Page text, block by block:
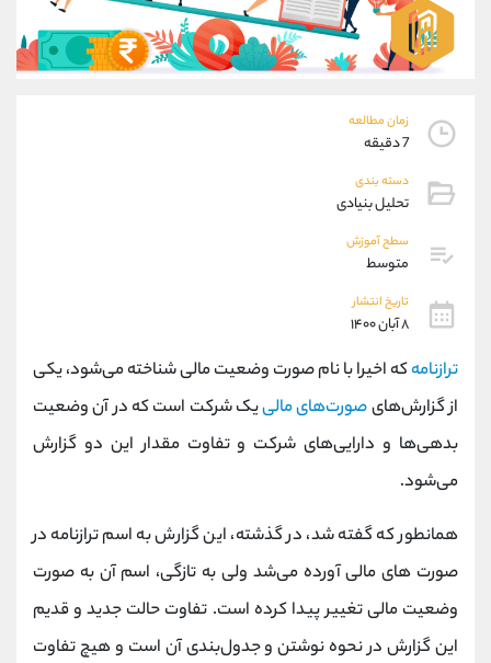
زمان مطالعه
7 دقیقه
دسته بندی
تحلیل بنیادی
سطح آموزش
متوسط
تاریخ انتشار
۸ آبان ۱۴۰۰
ترازنامهکه اخیرا با نام صورت وضعیت مالی شناخته می‌شود، یکی
از گزارش‌هایصورت‌های مالییک شرکت است که در آن وضعیت
بدهی‌ها و دارایی‌های شرکت و تفاوت مقدار این دو گزارش
می‌شود.
همانطور که گفته شد، در گذشته، این گزارش به اسم ترازنامه در
صورت های مالی آورده می‌شد ولی به تازگی، اسم آن به صورت
وضعیت مالی تغییر پیدا کرده است. تفاوت حالت جدید و قدیم
این گزارش در نحوه نوشتن و جدول‌بندی آن است و هیچ تفاوت
09194198792
واتساپ شروع گفتگو
تلگرام @Armteam_admin_33
پشتیبان فروش
موبایل
واتساپ
داخلی
اطلاعات تماس (دفتر فروش)
تلفن 021-22021030
بدون پیش شماره 90001030
اینستاگرام @alireza.mehrabii
کانال تلگرام